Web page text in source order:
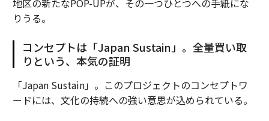
地区の新たなPOP-UPが、その一つひとつへの手紙にな
りうる。
コンセプトは「Japan Sustain」。全量買い取
りという、本気の証明
「Japan Sustain」。このプロジェクトのコンセプトワ
ードには、文化の持続への強い意思が込められている。